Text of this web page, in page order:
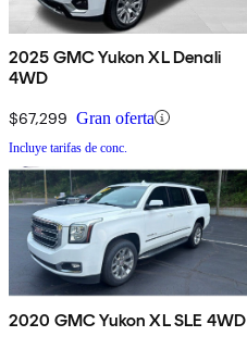
2025 GMC Yukon XL Denali
4WD
$67,299 Gran oferta
Incluye tarifas de conc.
2020 GMC Yukon XL SLE 4WD